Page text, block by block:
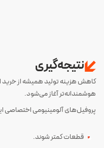
نتیجه‌گیری
کاهش هزینه تولید همیشه از خرید
هوشمندانه‌تر آغاز می‌شود.
پروفیل‌های آلومینیومی اختصاصی
قطعات کمتر شوند.